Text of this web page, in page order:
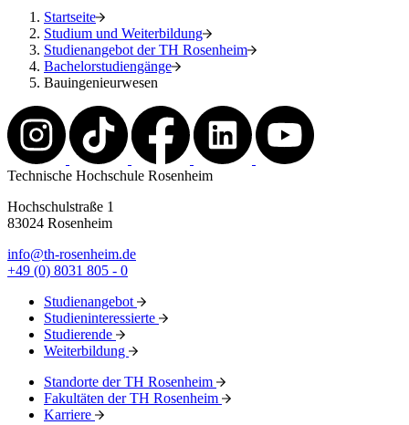
Startseite
Studium und Weiterbildung
Studienangebot der TH Rosenheim
Bachelorstudiengänge
Bauingenieurwesen
Technische Hochschule Rosenheim
Hochschulstraße 1
83024 Rosenheim
info@th-rosenheim.de
+49 (0) 8031 805 - 0
Studienangebot
Studieninteressierte
Studierende
Weiterbildung
Standorte der TH Rosenheim
Fakultäten der TH Rosenheim
Karriere